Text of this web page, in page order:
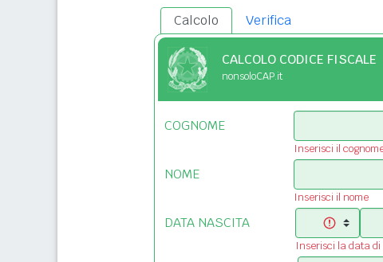
Calcolo Verifica
CALCOLO CODICE FISCALE
nonsoloCAP.it
COGNOME
Inserisci il
NOME
Inserisci il nome
DATA NASCITA
Inserisci la data